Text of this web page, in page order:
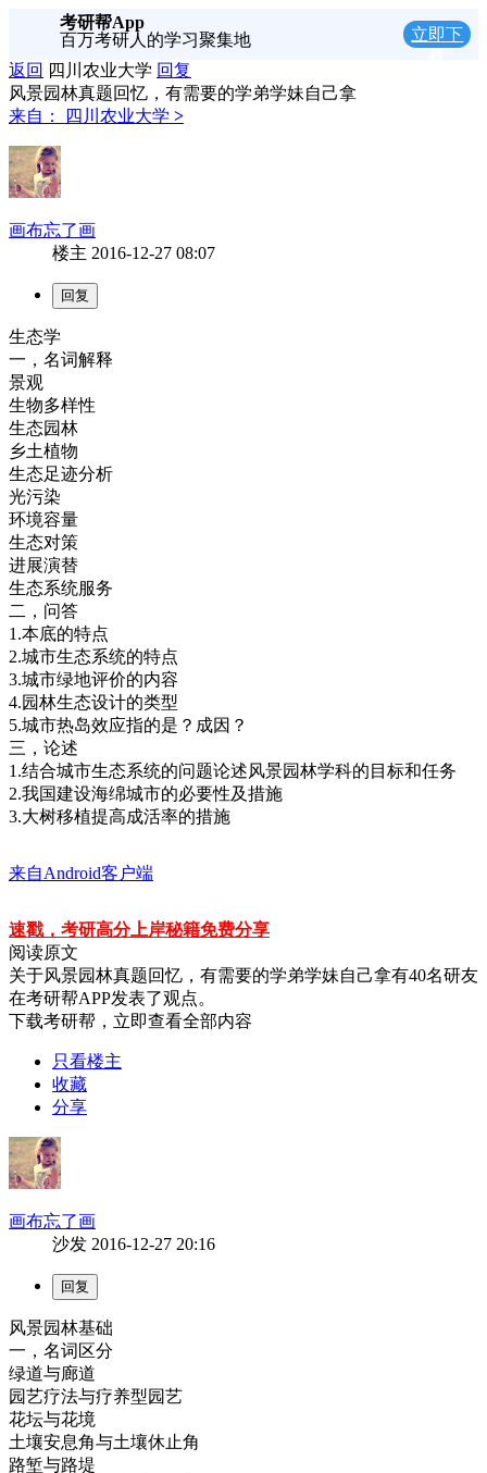
考研帮App
百万考研人的学习聚集地
立即下
返回 四川农业大学 回复
风景园林真题回忆，有需要的学弟学妹自己拿
来自：
四川农业大学 >
画布忘了画
楼主 2016-12-27 08:07
生态学
一，名词解释
景观
生物多样性
生态园林
乡土植物
生态足迹分析
光污染
环境容量
生态对策
进展演替
生态系统服务
二，问答
1.本底的特点
2.城市生态系统的特点
3.城市绿地评价的内容
4.园林生态设计的类型
5.城市热岛效应指的是？成因？
三，论述
1.结合城市生态系统的问题论述风景园林学科的目标和任务
2.我国建设海绵城市的必要性及措施
3.大树移植提高成活率的措施
来自Android客户端
速戳，考研高分上岸秘籍免费分享
阅读原文
关于风景园林真题回忆，有需要的学弟学妹自己拿有40名研友
在考研帮APP发表了观点。
下载考研帮，立即查看全部内容
只看楼主
收藏
分享
画布忘了画
沙发 2016-12-27 20:16
风景园林基础
一，名词区分
绿道与廊道
园艺疗法与疗养型园艺
花坛与花境
土壤安息角与土壤休止角
路堑与路堤